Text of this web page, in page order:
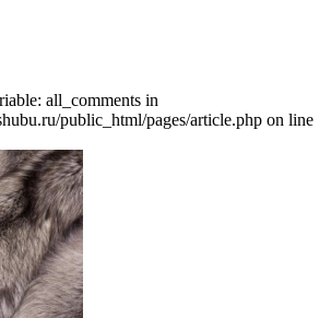
all_comments in
public_html/pages/article.php on line